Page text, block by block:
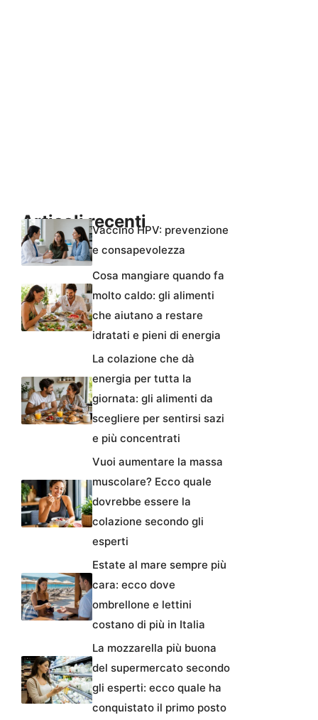
Articoli recentiVaccino HPV: prevenzione
e consapevolezza
Cosa mangiare quando fa
molto caldo: gli alimenti
che aiutano a restare
idratati e pieni di energia
La colazione che dà
energia per tutta la
giornata: gli alimenti da
scegliere per sentirsi sazi
e più concentrati
Vuoi aumentare la massa
muscolare? Ecco quale
dovrebbe essere la
colazione secondo gli
esperti
Estate al mare sempre più
cara: ecco dove
ombrellone e lettini
costano di più in Italia
La mozzarella più buona
del supermercato secondo
gli esperti: ecco quale ha
conquistato il primo posto